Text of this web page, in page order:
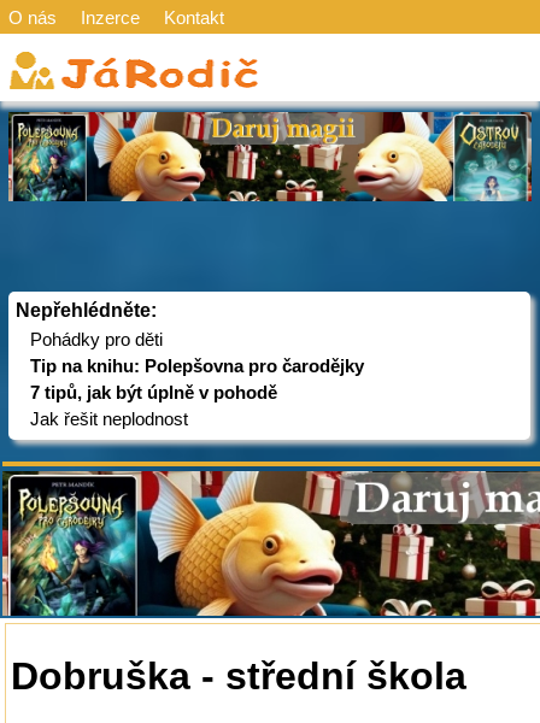
O nás Inzerce Kontakt
Nepřehlédněte:
Pohádky pro děti
Tip na knihu: Polepšovna pro čarodějky
7 tipů, jak být úplně v pohodě
Jak řešit neplodnost
Dobruška - střední škola